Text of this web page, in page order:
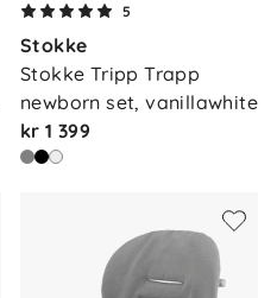
5
Stokke
Stokke Tripp Trapp
newborn set, vanillawhite
kr 1 399